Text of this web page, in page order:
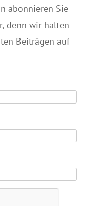
abonnieren Sie
denn wir halten
Beiträgen auf